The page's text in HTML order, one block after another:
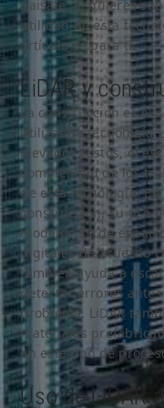
paisaje. Si quieres
utilidad de esta
artículo es para ti.
LiDAR y
La construcción es el
utilizando tecnología
elevados costos, el
complejidad de los
de esta tecnología.
construcción, su uso
modelos 3D de
digitales de acuerdo
también ayuda a
detectar errores
problema. LiDAR
materiales
en este tipo de
Uso de LiDAR